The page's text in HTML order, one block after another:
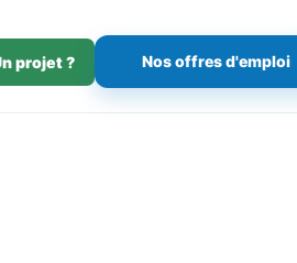
projet ? Nos offres d'emploi